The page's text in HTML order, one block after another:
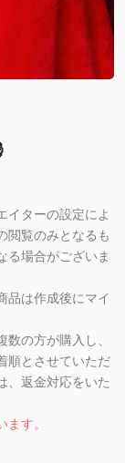
イターの設定によ
閲覧のみとなるも
る場合がございま
品は作成後にマイ
の方が購入し、
順とさせていただ
、返金対応をいた
す。